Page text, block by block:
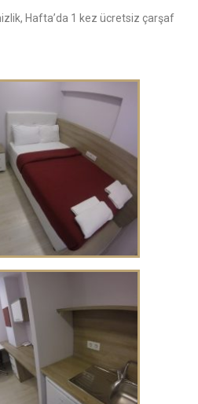
Hafta’da 1 kez ücretsiz çarşaf